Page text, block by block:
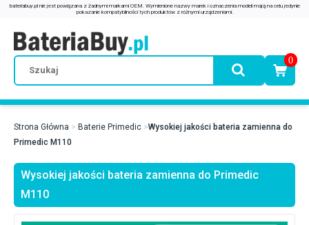
0
Strona Główna Baterie Primedic
Wysokiej jakości bateria zamienna do
Primedic M110
Wysokiej jakości bateria zamienna do Primedic
M110